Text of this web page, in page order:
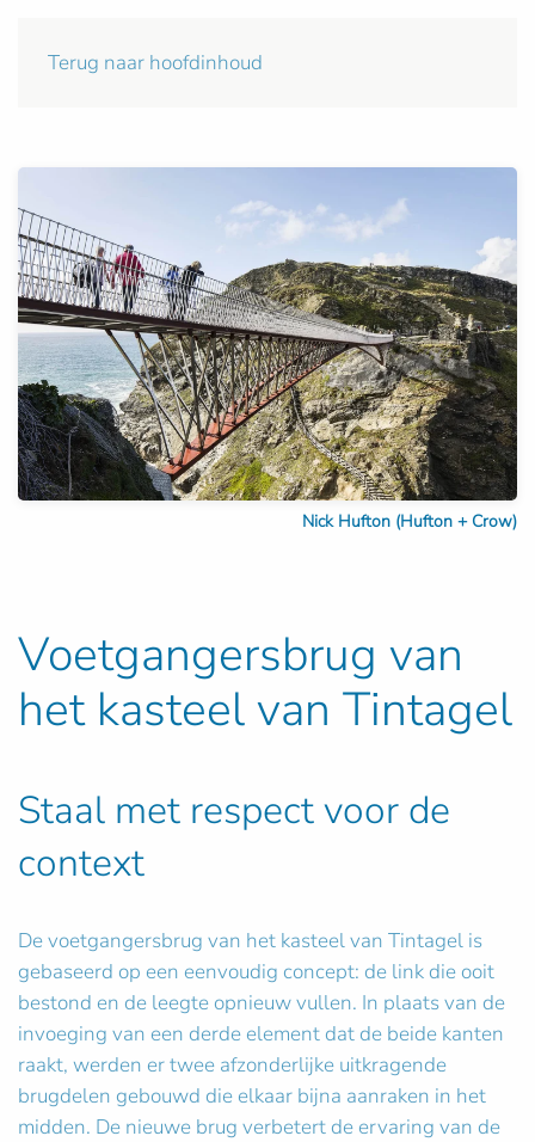
Terug naar hoofdinhoud
Nick Hufton (Hufton + Crow)
Voetgangersbrug van
het kasteel van Tintagel
Staal met respect voor de
context
De voetgangersbrug van het kasteel van Tintagel is
gebaseerd op een eenvoudig concept: de link die ooit
bestond en de leegte opnieuw vullen. In plaats van de
invoeging van een derde element dat de beide kanten
raakt, werden er twee afzonderlijke uitkragende
brugdelen gebouwd die elkaar bijna aanraken in het
midden. De nieuwe brug verbetert de ervaring van de